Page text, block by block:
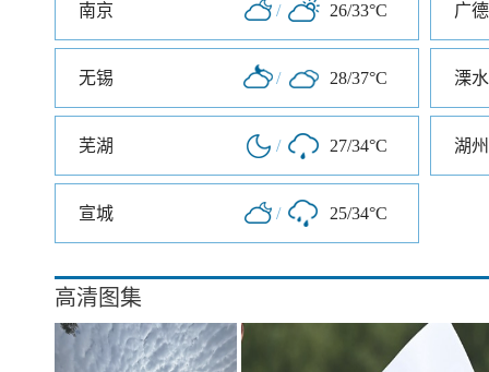
南京 / 26/33°C 广德
无锡 / 28/37°C 溧水
芜湖 / 27/34°C 湖州
宣城 / 25/34°C
高清图集